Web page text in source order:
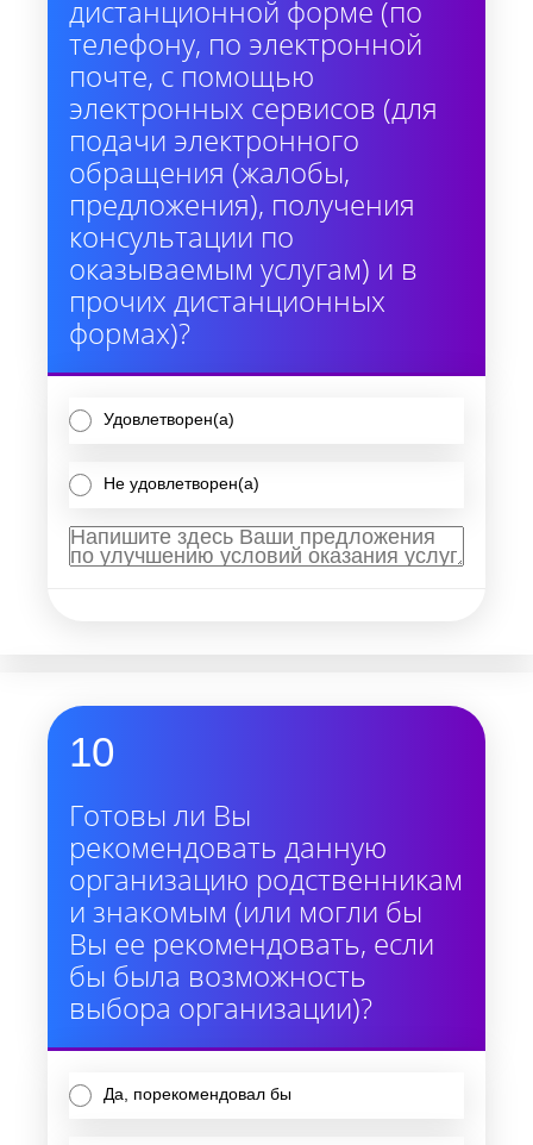
дистанционной форме (по
телефону, по электронной
почте, с помощью
электронных сервисов (для
подачи электронного
обращения (жалобы,
предложения), получения
консультации по
оказываемым услугам) и в
прочих дистанционных
формах)?
Удовлетворен(а)
Не удовлетворен(а)
10
Готовы ли Вы
рекомендовать данную
организацию родственникам
и знакомым (или могли бы
Вы ее рекомендовать, если
бы была возможность
выбора организации)?
Да, порекомендовал бы